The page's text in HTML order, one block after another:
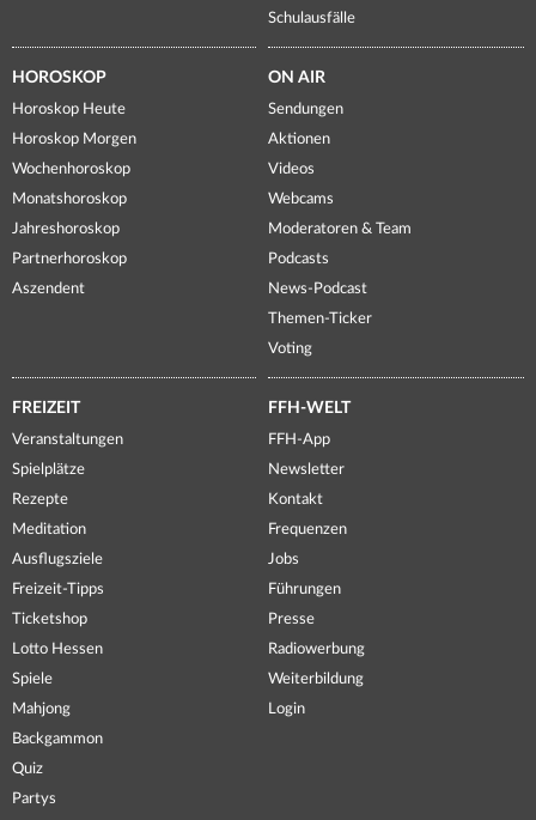
Schulausfälle
HOROSKOP
Horoskop Heute
Horoskop Morgen
Wochenhoroskop
Monatshoroskop
Jahreshoroskop
Partnerhoroskop
Aszendent
ON AIR
Sendungen
Aktionen
Videos
Webcams
Moderatoren & Team
Podcasts
News-Podcast
Themen-Ticker
Voting
FREIZEIT
Veranstaltungen
Spielplätze
Rezepte
Meditation
Ausflugsziele
Freizeit-Tipps
Ticketshop
Lotto Hessen
Spiele
Mahjong
Backgammon
Quiz
Partys
FFH-WELT
FFH-App
Newsletter
Kontakt
Frequenzen
Jobs
Führungen
Presse
Radiowerbung
Weiterbildung
Login